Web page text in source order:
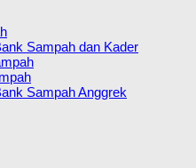
Sampah dan Kader
Sampah Anggrek